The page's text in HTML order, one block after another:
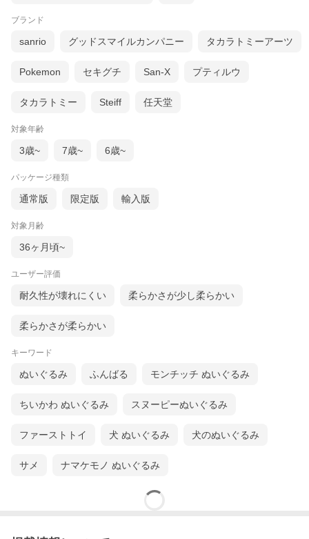
ブランド
sanrio グッドスマイルカンパニー タカラトミーアーツ
Pokemon セキグチ San-X プティルウ
タカラトミー Steiff 任天堂
対象年齢
3歳~ 7歳~ 6歳~
パッケージ種類
通常版 限定版 輸入版
対象月齢
36ヶ月頃~
ユーザー評価
耐久性が壊れにくい 柔らかさが少し柔らかい
柔らかさが柔らかい
キーワード
ぬいぐるみ ふんばる モンチッチ ぬいぐるみ
ちいかわ ぬいぐるみ スヌーピーぬいぐるみ
ファーストトイ 犬 ぬいぐるみ 犬のぬいぐるみ
サメ ナマケモノ ぬいぐるみ